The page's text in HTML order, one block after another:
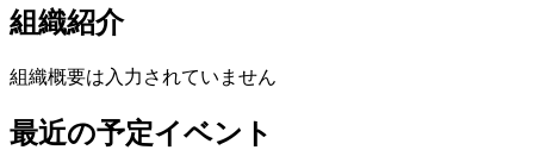
組織紹介
組織概要は入力されていません
最近の予定イベント